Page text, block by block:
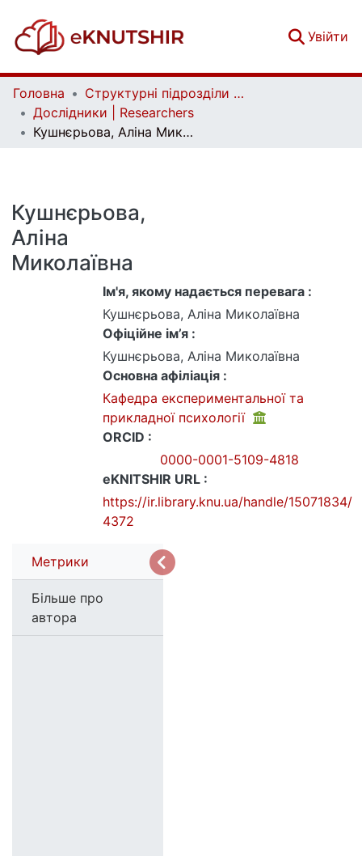
Увійти
Головна
Структурні підрозділи Київського національного університету імені Тараса Шевченка та Організації | Faculties, Institutes and Departments of Taras Shevchenko National University of Kyiv and Organizations
Дослідники | Researchers
Кушнєрьова, Аліна Миколаївна
Кушнєрьова,
Аліна
Миколаївна
Ім'я, якому надається перевага :
Кушнєрьова, Аліна Миколаївна
Офіційне ім’я :
Кушнєрьова, Аліна Миколаївна
Основна афіліація :
Кафедра експериментальної та
прикладної психології
ORCID :
0000-0001-5109-4818
eKNITSHIR URL :
https://ir.library.knu.ua/handle/15071834/
4372
Метрики
Більше про
автора